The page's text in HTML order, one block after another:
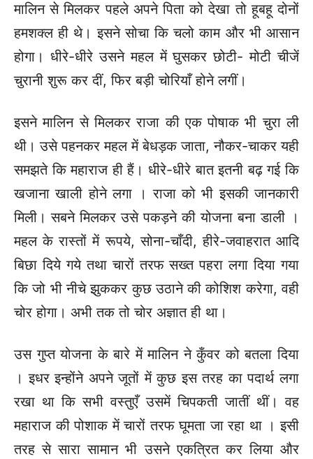
मालिन से मिलकर पहले अपने पिता को देखा तो हूबहू दोनों
हमशक्ल ही थे। इसने सोचा कि चलो काम और भी आसान
होगा। धीरे-धीरे उसने महल में घुसकर छोटी- मोटी चीजें
चुरानी शुरू कर दीं, फिर बड़ी चोरियाँ होने लगीं।
इसने मालिन से मिलकर राजा की एक पोषाक भी चुरा ली
थी। उसे पहनकर महल में बेधड़क जाता, नौकर-चाकर यही
समझते कि महाराज ही हैं। धीरे-धीरे बात इतनी बढ़ गई कि
खजाना खाली होने लगा । राजा को भी इसकी जानकारी
मिली। सबने मिलकर उसे पकड़ने की योजना बना डाली ।
महल के रास्तों में रूपये, सोना-चाँदी, हीरे-जवाहरात आदि
बिछा दिये गये तथा चारों तरफ सख्त पहरा लगा दिया गया
कि जो भी नीचे झुककर कुछ उठाने की कोशिश करेगा, वही
चोर होगा। अभी तक तो चोर अज्ञात ही था।
उस गुप्त योजना के बारे में मालिन ने कुँवर को बतला दिया
। इधर इन्होंने अपने जूतों में कुछ इस तरह का पदार्थ लगा
रखा था कि सभी वस्तुएँ उसमें चिपकती जातीं थीं। वह
महाराज की पोशाक में चारों तरफ घूमता जा रहा था । इसी
तरह से सारा सामान भी उसने एकत्रित कर लिया और